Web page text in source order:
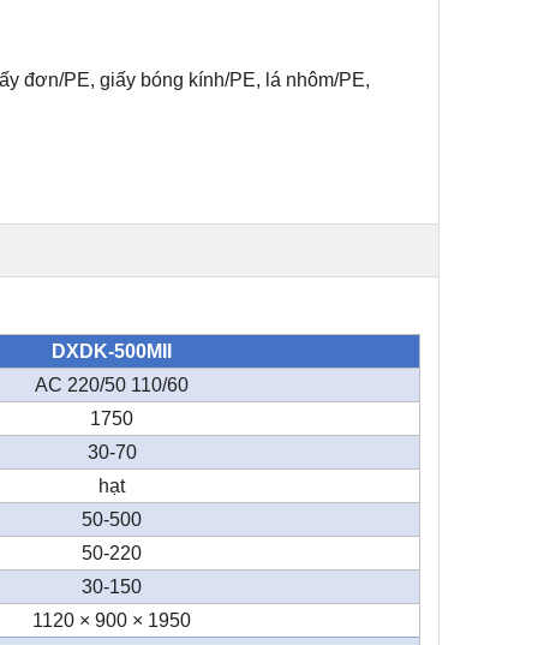
đơn/PE, giấy bóng kính/PE, lá nhôm/PE,
DXDK-500MII
AC 220/50 110/60
1750
30-70
hạt
50-500
50-220
30-150
1120 × 900 × 1950